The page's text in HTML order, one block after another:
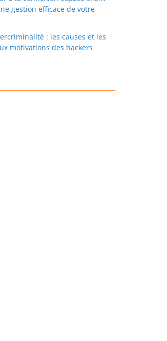
gestion efficace de votre
: les causes et les
motivations des hackers